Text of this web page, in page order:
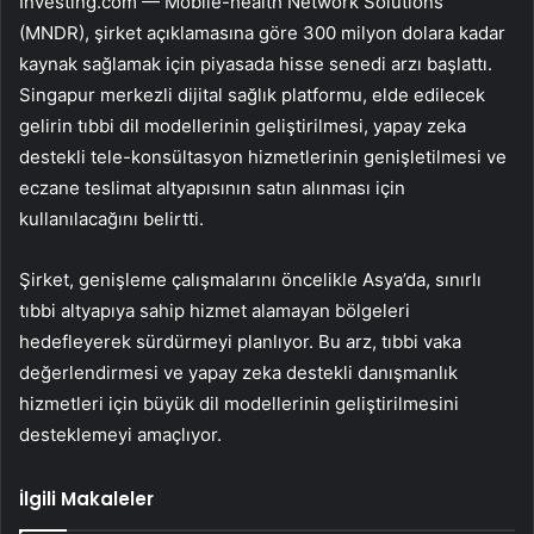
(MNDR), şirket açıklamasına göre 300 milyon dolara kadar
kaynak sağlamak için piyasada hisse senedi arzı başlattı.
Singapur merkezli dijital sağlık platformu, elde edilecek
gelirin tıbbi dil modellerinin geliştirilmesi, yapay zeka
destekli tele-konsültasyon hizmetlerinin genişletilmesi ve
eczane teslimat altyapısının satın alınması için
kullanılacağını belirtti.
Şirket, genişleme çalışmalarını öncelikle Asya’da, sınırlı
tıbbi altyapıya sahip hizmet alamayan bölgeleri
hedefleyerek sürdürmeyi planlıyor. Bu arz, tıbbi vaka
değerlendirmesi ve yapay zeka destekli danışmanlık
hizmetleri için büyük dil modellerinin geliştirilmesini
desteklemeyi amaçlıyor.
İlgili Makaleler